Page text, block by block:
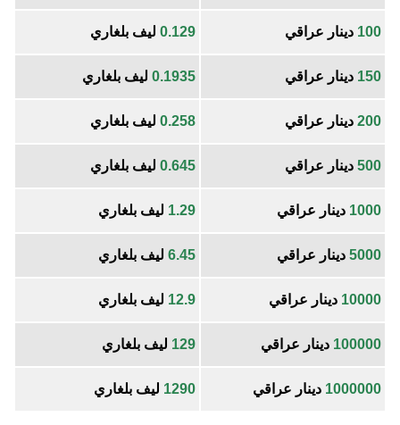
100 دينار عراقي 0.129 ليف بلغاري
150 دينار عراقي 0.1935 ليف بلغاري
200 دينار عراقي 0.258 ليف بلغاري
500 دينار عراقي 0.645 ليف بلغاري
1000 دينار عراقي 1.29 ليف بلغاري
5000 دينار عراقي 6.45 ليف بلغاري
10000 دينار عراقي 12.9 ليف بلغاري
100000 دينار عراقي 129 ليف بلغاري
1000000 دينار عراقي 1290 ليف بلغاري